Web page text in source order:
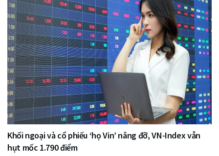
Khối ngoại và cổ phiếu ‘họ Vin’ nâng đỡ, VN-Index vẫn
hụt mốc 1.790 điểm